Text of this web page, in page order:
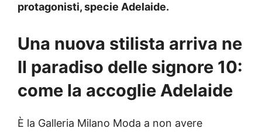
protagonisti, specie Adelaide.
Una nuova stilista arriva ne
Il paradiso delle signore 10:
come la accoglie Adelaide
È la Galleria Milano Moda a non avere